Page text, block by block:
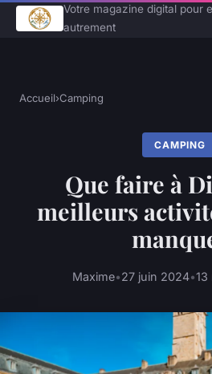
Votre magazine digital pour
autrement
Accueil›Camping
CAMPING
Que faire à
meilleurs
Maxime•27 juin 2024•13